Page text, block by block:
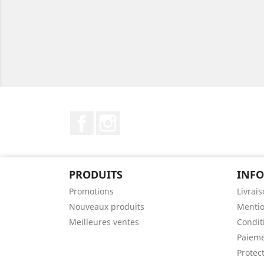
PRODUITS
Promotions
Nouveaux produits
Meilleures ventes